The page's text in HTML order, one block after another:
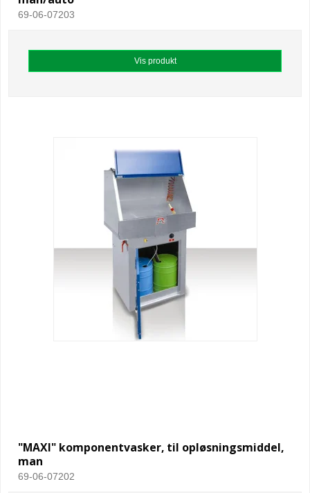
69-06-07203
Vis produkt
"MAXI" komponentvasker, til opløsningsmiddel,
man
69-06-07202